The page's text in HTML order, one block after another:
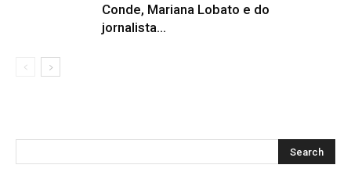
Conde, Mariana Lobato e do
jornalista...